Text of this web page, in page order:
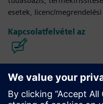
esetek, licenc/
Kapcsolatfelvétel az
A Calibre eszközcsomag